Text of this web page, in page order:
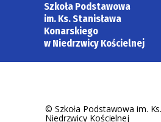
Szkoła Podstawowa
im. Ks. Stanisława
Konarskiego
w Niedrzwicy Kościelnej
© Szkoła Podstawowa im.
Niedrzwicy Kościelnej